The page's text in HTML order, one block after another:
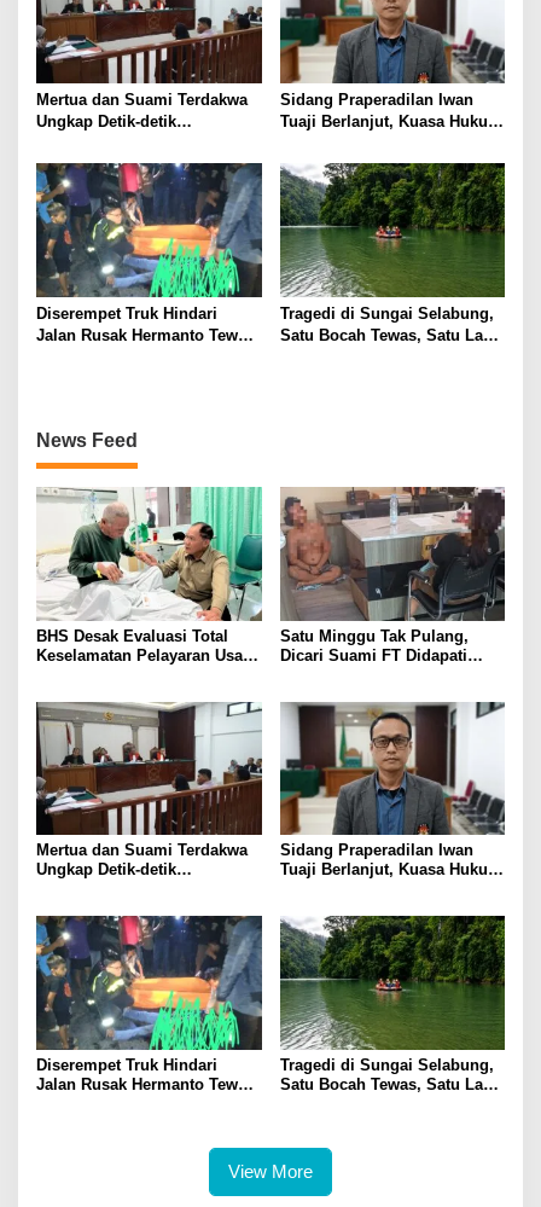
Mertua dan Suami Terdakwa
Ungkap Detik-detik
Asep di Kertapati
Sidang Praperadilan Iwan
Tuaji Berlanjut, Kuasa Hukum
Penggeledahan
Diserempet Truk Hindari
Jalan Rusak Hermanto Tewas
Tragedi di Sungai Selabung,
Satu Bocah Tewas, Satu Lagi
News Feed
BHS Desak Evaluasi Total
Keselamatan Pelayaran Usai
Satu Minggu Tak Pulang,
Dicari Suami FT Didapati
Mertua dan Suami Terdakwa
Ungkap Detik-detik
Sidang Praperadilan Iwan
Tuaji Berlanjut, Kuasa Hukum
Diserempet Truk Hindari
Jalan Rusak Hermanto Tewas
Tragedi di Sungai Selabung,
Satu Bocah Tewas, Satu Lagi
View More